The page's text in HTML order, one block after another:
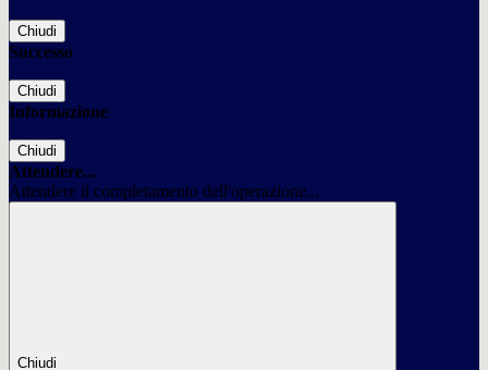
Chiudi
Successo
Chiudi
Informazione
Chiudi
Attendere...
Attendere il completamento dell'operazione...
Chiudi